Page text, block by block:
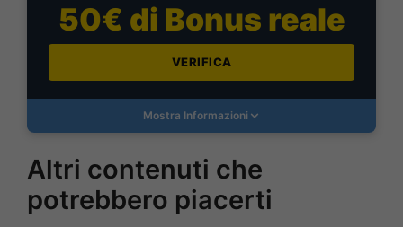
50€ di Bonus reale
VERIFICA
Mostra Informazioni
Altri contenuti che
potrebbero piacerti